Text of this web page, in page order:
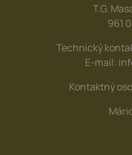
T.G.
961
Technický
E-mail:
Kontaktný